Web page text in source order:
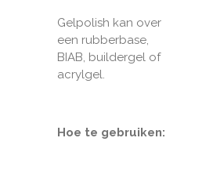
Gelpolish kan over
een rubberbase,
BIAB, buildergel of
acrylgel.
Hoe te gebruiken: